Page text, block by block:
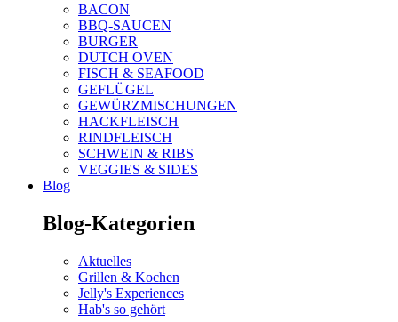
BACON
BBQ-SAUCEN
BURGER
DUTCH OVEN
FISCH & SEAFOOD
GEFLÜGEL
GEWÜRZMISCHUNGEN
HACKFLEISCH
RINDFLEISCH
SCHWEIN & RIBS
VEGGIES & SIDES
Blog
Blog-Kategorien
Aktuelles
Grillen & Kochen
Jelly's Experiences
Hab's so gehört